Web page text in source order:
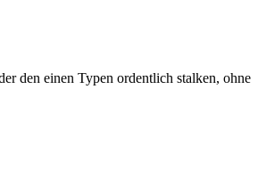
den einen Typen ordentlich stalken, ohne